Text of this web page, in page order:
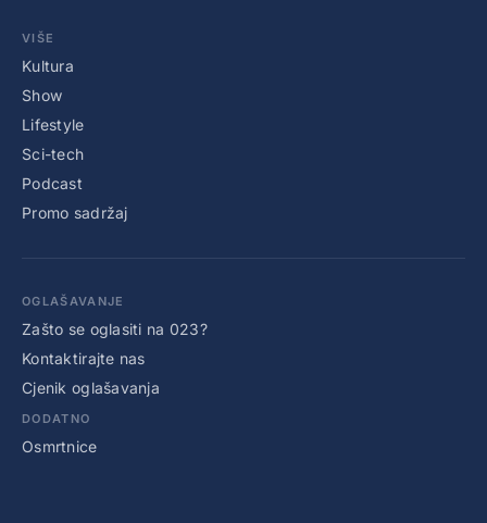
VIŠE
Kultura
Show
Lifestyle
Sci-tech
Podcast
Promo sadržaj
OGLAŠAVANJE
Zašto se oglasiti na 023?
Kontaktirajte nas
Cjenik oglašavanja
DODATNO
Osmrtnice